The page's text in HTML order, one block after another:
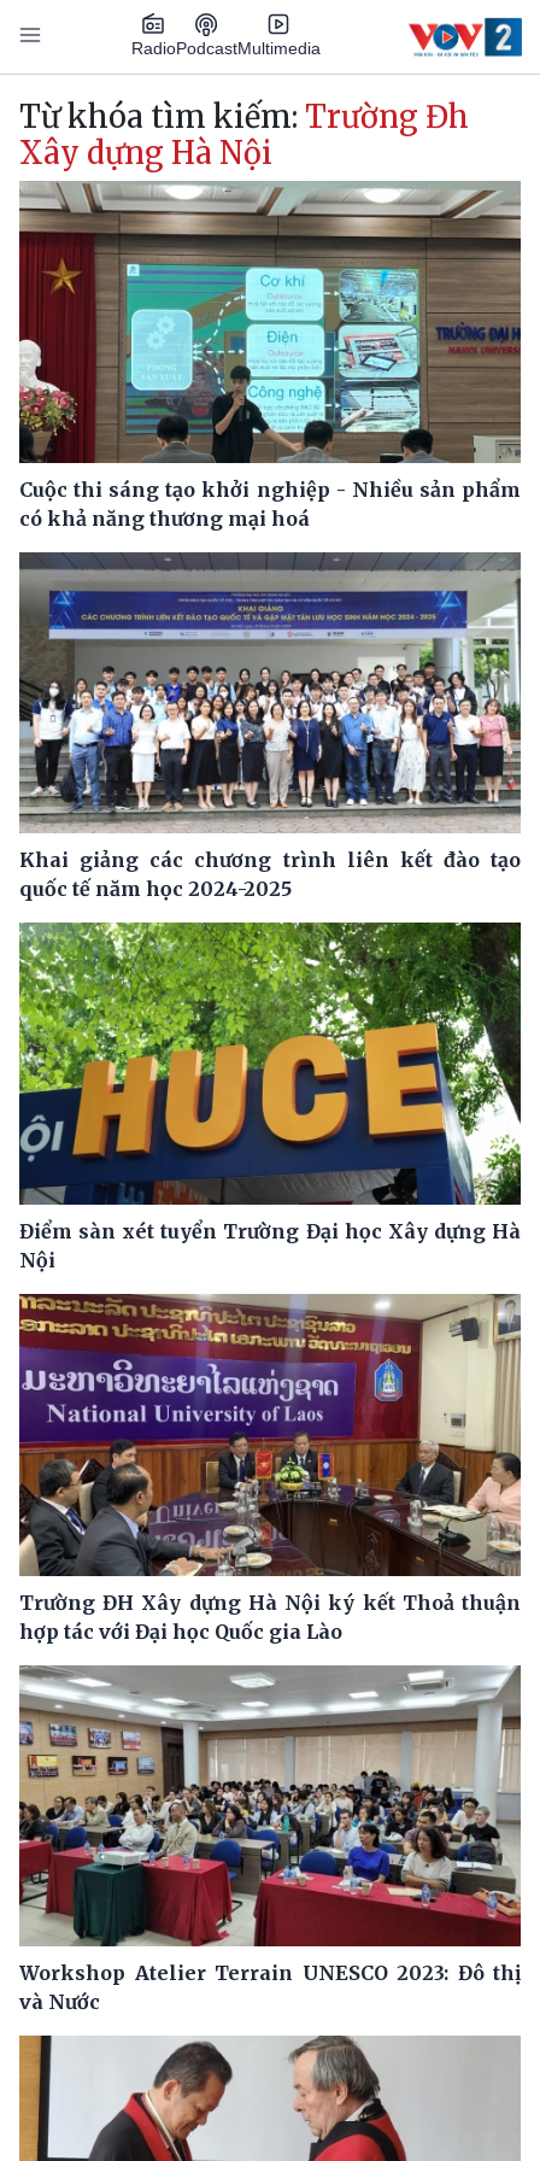
Nhảy đến nội dung
RadioPodcastMultimedia
Main navigation
Từ khóa tìm kiếm: Trường Đh
Xây dựng Hà Nội
Cuộc thi sáng tạo khởi nghiệp - Nhiều sản phẩm
có khả năng thương mại hoá
Khai giảng các chương trình liên kết đào tạo
quốc tế năm học 2024-2025
Điểm sàn xét tuyển Trường Đại học Xây dựng Hà
Nội
Trường ĐH Xây dựng Hà Nội ký kết Thoả thuận
hợp tác với Đại học Quốc gia Lào
Workshop Atelier Terrain UNESCO 2023: Đô thị
và Nước